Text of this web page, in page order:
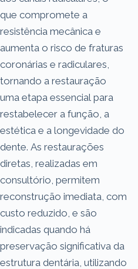
que compromete a
resistência mecânica e
aumenta o risco de fraturas
coronárias e radiculares,
tornando a restauração
uma etapa essencial para
restabelecer a função, a
estética e a longevidade do
dente. As restaurações
diretas, realizadas em
consultório, permitem
reconstrução imediata, com
custo reduzido, e são
indicadas quando há
preservação significativa da
estrutura dentária, utilizando